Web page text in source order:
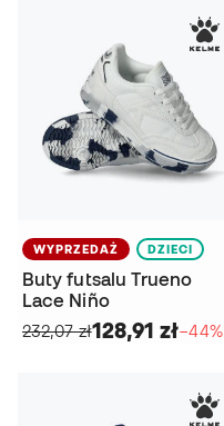
WYPRZEDAŻ DZIECI
Buty futsalu Trueno
Lace Niño
232,07 zł128,91 zł−44%